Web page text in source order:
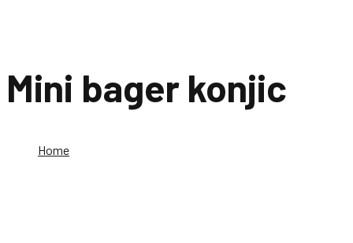
Mini bager konjic
Home